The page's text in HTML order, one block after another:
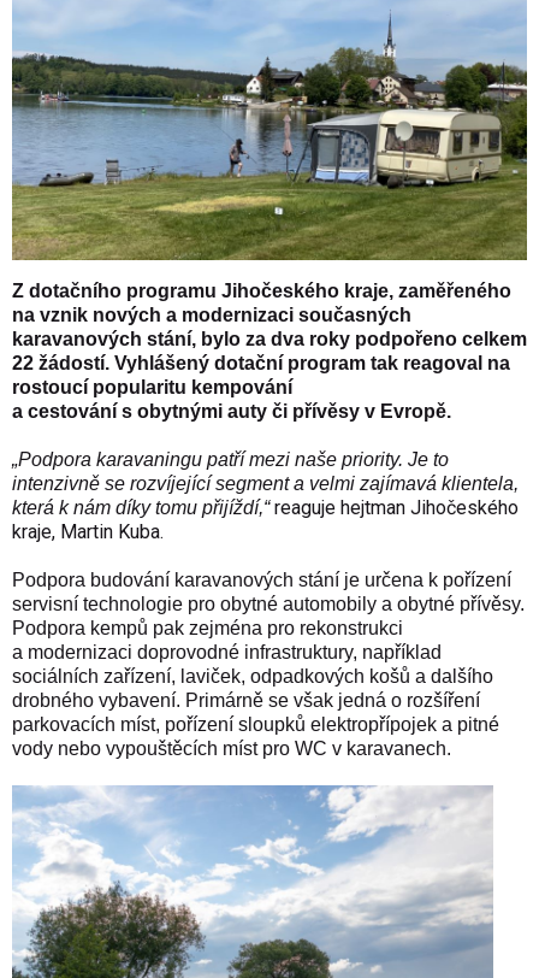
Z dotačního programu Jihočeského kraje, zaměřeného
na vznik nových a modernizaci současných
karavanových stání, bylo za dva roky podpořeno celkem
22 žádostí. Vyhlášený dotační program tak reagoval na
rostoucí popularitu kempování
a cestování s obytnými auty či přívěsy v Evropě.
„Podpora karavaningu patří mezi naše priority. Je to
intenzivně se rozvíjející segment a velmi zajímavá klientela,
která k nám díky tomu přijíždí,“reaguje hejtman Jihočeského
kraje, Martin Kuba.
Podpora budování karavanových stání je určena k pořízení
servisní technologie pro obytné automobily a obytné přívěsy.
Podpora kempů pak zejména pro rekonstrukci
a modernizaci doprovodné infrastruktury, například
sociálních zařízení, laviček, odpadkových košů a dalšího
drobného vybavení. Primárně se však jedná o rozšíření
parkovacích míst, pořízení sloupků elektropřípojek a pitné
vody nebo vypouštěcích míst pro WC v karavanech.